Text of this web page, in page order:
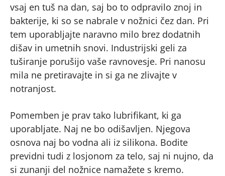
vsaj en tuš na dan, saj bo to odpravilo znoj in
bakterije, ki so se nabrale v nožnici čez dan. Pri
tem uporabljajte naravno milo brez dodatnih
dišav in umetnih snovi. Industrijski geli za
tuširanje porušijo vaše ravnovesje. Pri nanosu
mila ne pretiravajte in si ga ne zlivajte v
notranjost.
Pomemben je prav tako lubrifikant, ki ga
uporabljate. Naj ne bo odišavljen. Njegova
osnova naj bo vodna ali iz silikona. Bodite
previdni tudi z losjonom za telo, saj ni nujno, da
si zunanji del nožnice namažete s kremo.